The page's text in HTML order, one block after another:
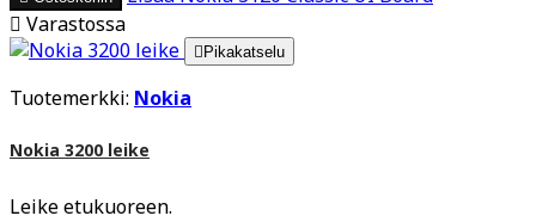
 Varastossa
 Pikakatselu
Tuotemerkki: Nokia
Nokia 3200 leike
Leike etukuoreen.